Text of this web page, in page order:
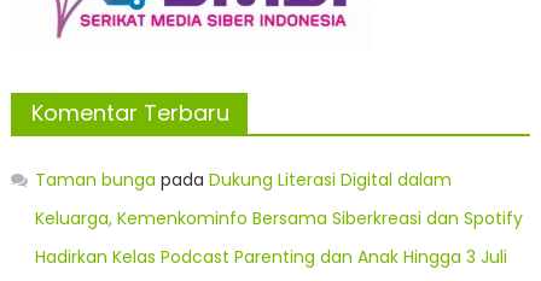
Komentar Terbaru
Taman bunga pada Dukung Literasi Digital dalam
Keluarga, Kemenkominfo Bersama Siberkreasi dan Spotify
Hadirkan Kelas Podcast Parenting dan Anak Hingga 3 Juli